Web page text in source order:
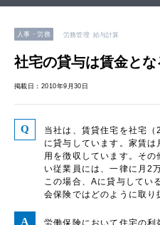
人事・労務 労務管理 給与計算
社宅の貸与は賃金とな
掲載日：2010年9月30日
当社は、賃貸住宅を社宅
に貸与しています。家賃
用を徴収しています。そ
い従業員には、一律に月2
この場合、Aに貸与してい
会保険ではどのように取り